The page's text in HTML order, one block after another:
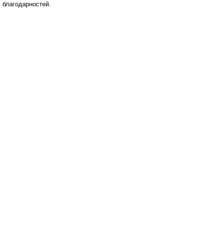
благодарностей.